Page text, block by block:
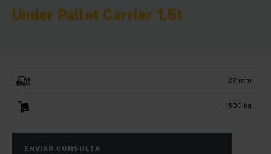
Under Pallet Carrier 1,5t
27 mm
1500 kg
ENVIAR CONSULTA